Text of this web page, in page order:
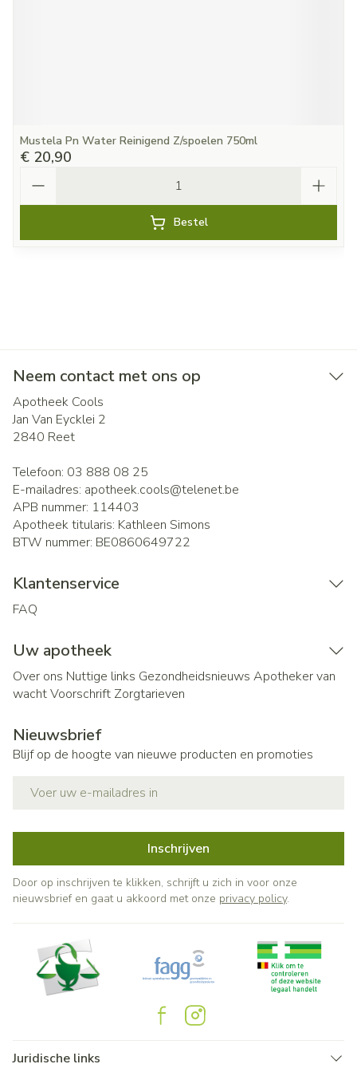
Mustela Pn Water Reinigend Z/spoelen 750ml
€ 20,90
Bestel
Neem contact met ons op
Apotheek Cools
Jan Van Eycklei 2
2840 Reet
Telefoon: 03 888 08 25
E-mailadres: apotheek.cools@telenet.be
APB nummer: 114403
Apotheek titularis: Kathleen Simons
BTW nummer: BE0860649722
Klantenservice
FAQ
Uw apotheek
Over ons Nuttige links Gezondheidsnieuws Apotheker van
wachtVoorschrift Zorgtarieven
Nieuwsbrief
Blijf op de hoogte van nieuwe producten en promoties
Inschrijven
Door op inschrijven te klikken, schrijft u zich in voor onze
nieuwsbrief en gaat u akkoord met onze privacy policy.
Juridische links